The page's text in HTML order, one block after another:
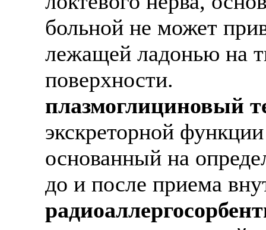
больной не может
лежащей ладонью на
поверхности.
плазмоглициновый
экскреторной
основанный на
до и после приема